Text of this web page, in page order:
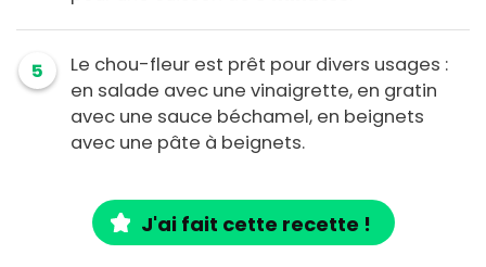
5
Le chou-fleur est prêt pour divers usages :
en salade avec une vinaigrette, en gratin
avec une sauce béchamel, en beignets
avec une pâte à beignets.
J'ai fait cette recette !